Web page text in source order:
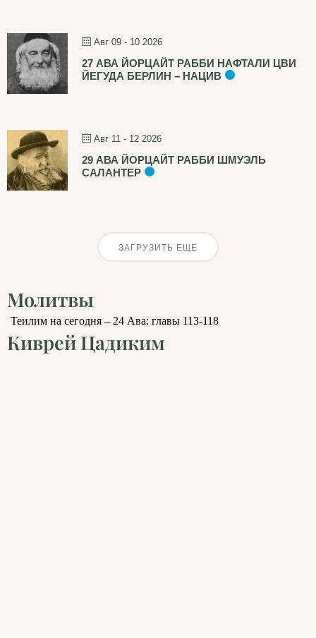
Авг 09 - 10 2026
27 АВА ЙОРЦАЙТ РАББИ НАФТАЛИ ЦВИ
ЙЕГУДА БЕРЛИН – НАЦИВ
Авг 11 - 12 2026
29 АВА ЙОРЦАЙТ РАББИ ШМУЭЛЬ
САЛАНТЕР
ЗАГРУЗИТЬ ЕЩЁ
Молитвы
Теилим на сегодня – 24 Ава: главы 113-118
Киврей Цадиким